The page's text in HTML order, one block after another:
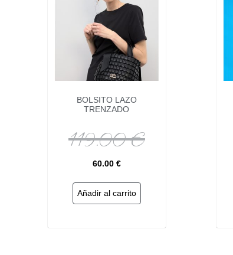
BOLSITO LAZO
TRENZADO
119.00€
60.00 €
Añadir al carrito